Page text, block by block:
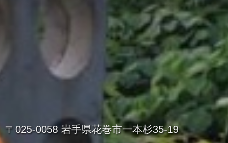
〒025-0058 岩手県花巻市一本杉35-19